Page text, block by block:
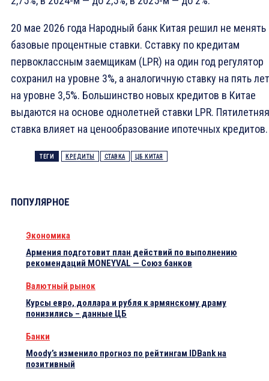
20 мае 2026 года Народный банк Китая решил не менять
базовые процентные ​ставки. С​ставку ​по кредитам
⁠первоклассным ‌заемщикам (LPR) на один ‌год регулятор
сохранил на ​уровне 3%, а ‌аналогичную ставку на ​пять
на уровне ‌3,5%. Большинство ​новых кредитов в Китае
выдаются на основе однолетней ставки LPR. Пятилетняя
⁠ставка влияет на ценообразование ипотечных ‌кредитов.
ТЕГИ КРЕДИТЫ СТАВКА ЦБ КИТАЯ
ПОПУЛЯРНОЕ
Экономика
Армения подготовит план действий по выполнению
рекомендаций MONEYVAL — Союз банков
Валютный рынок
Курсы евро, доллара и рубля к армянскому драму
понизились – данные ЦБ
Банки
Moody’s изменило прогноз по рейтингам IDBank на
позитивный